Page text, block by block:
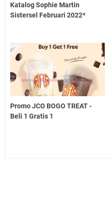
Katalog Sophie Martin
Sistersel Februari 2022*
Promo JCO BOGO TREAT -
Beli 1 Gratis 1